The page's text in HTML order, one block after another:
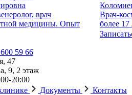
врач
медицины. Опыт
Врач-
более 17
59 66
47
9, 2 этаж
20:00
Документы Контакты